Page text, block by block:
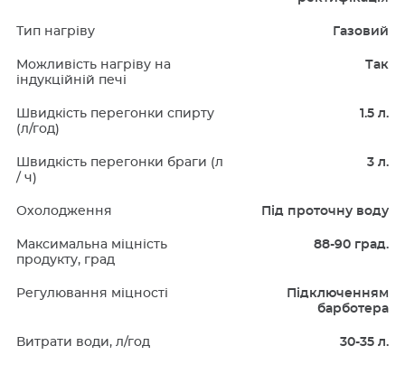
Тип нагріву Газовий
Можливість нагріву на
індукційній печі
Так
Швидкість перегонки спирту
(л/год)
1.5 л.
Швидкість перегонки браги (л
/ ч)
3 л.
Охолодження Під проточну воду
Максимальна міцність
продукту, град
88-90 град.
Регулювання міцності
Підключенням
барботера
Витрати води, л/год 30-35 л.